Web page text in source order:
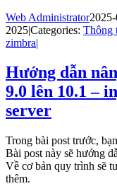
Web Administrator
2025|Categories: Thông
zimbra|
Hướng dẫn
9.0 lên 10.1 –
server
Trong bài post trước,
Bài post này sẽ hướng
Về cơ bản quy trình sẽ
thêm.